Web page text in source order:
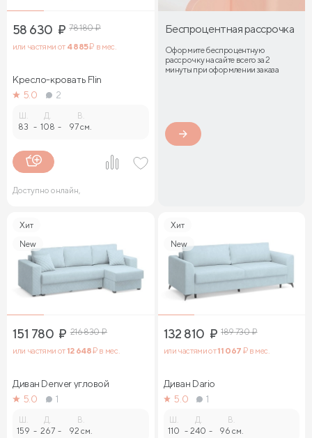
58 630 ₽ 78 180₽
или частями от 4 885₽ в мес.
Кресло-кровать Flin
5.0
2
83 -
Д.
108 -
В.
97 см.
Доступно онлайн,
Беспроцентная рассрочка
Оформите беспроцентную
рассрочку на сайте всего за 2
минуты при оформлении заказа
Хит
New
151 780 ₽ 216 830₽
или частями от12 648₽ в мес.
Диван Denver угловой
5.0
1
159 -
Д.
267 -
В.
92 см.
Хит
New
132 810 ₽ 189 730₽
или частями от11 067 ₽ в мес.
Диван Dario
5.0
1
110 -
Д.
240 -
В.
96 см.